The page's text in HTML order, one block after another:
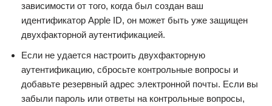
зависимости от того, когда был создан ваш
идентификатор Apple ID, он может быть уже защищен
двухфакторной аутентификацией.
Если не удается настроить двухфакторную
аутентификацию, сбросьте контрольные вопросы и
добавьте резервный адрес электронной почты. Если вы
забыли пароль или ответы на контрольные вопросы,